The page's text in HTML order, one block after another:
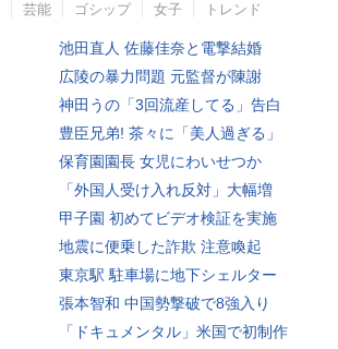
芸能 ゴシップ 女子 トレンド
池田直人 佐藤佳奈と電撃結婚
広陵の暴力問題 元監督が陳謝
神田うの「3回流産してる」告白
豊臣兄弟! 茶々に「美人過ぎる」
保育園園長 女児にわいせつか
「外国人受け入れ反対」大幅増
甲子園 初めてビデオ検証を実施
地震に便乗した詐欺 注意喚起
東京駅 駐車場に地下シェルター
張本智和 中国勢撃破で8強入り
「ドキュメンタル」米国で初制作